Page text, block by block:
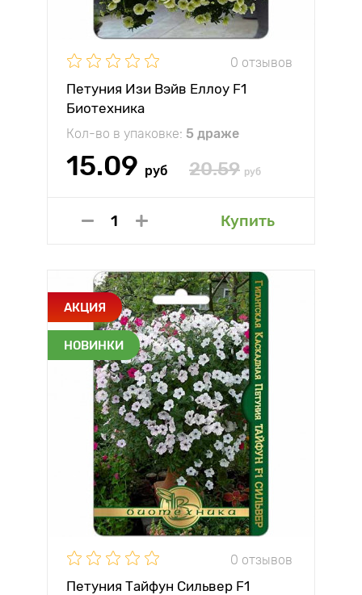
0 отзывов
Петуния Изи Вэйв Еллоу F1
Биотехника
Кол-во в упаковке: 5 драже
15.09 руб 20.59 руб
Купить
АКЦИЯ
НОВИНКИ
0 отзывов
Петуния Тайфун Сильвер F1